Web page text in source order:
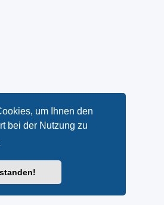
um Ihnen den
bei der Nutzung zu